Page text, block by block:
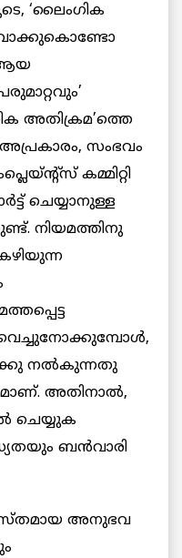
‘ലൈംഗിക
വാക്കുകൊണ്ടോ
ആയ
അതിക്രമ’ത്തെ
സംഭവം
കമ്മിറ്റി
ചെയ്യാനുള്ള
നിയമത്തിനു
ക്കു നല്‍കുന്നതു
അതിനാല്‍,
ചെയ്യുക
ബന്‍വാരി
അനുഭവ